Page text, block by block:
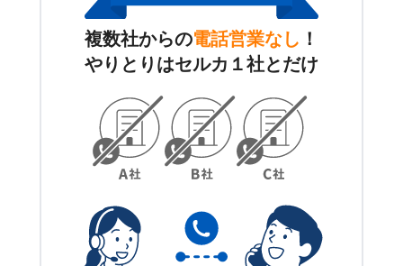
複数社からの電話営業なし ！
やりとりはセルカ１社とだけ